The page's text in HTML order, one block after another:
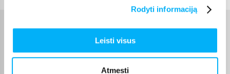
Rodyti informaciją
Leisti visus
Atmesti
Gamintojas Beurer